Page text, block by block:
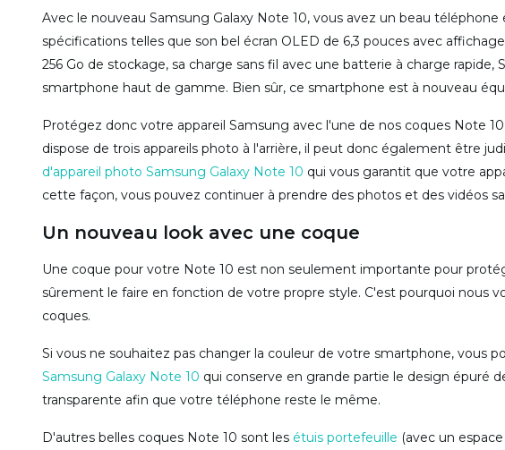
Avec le nouveau Samsung Galaxy Note 10, vous avez un beau
spécifications telles que son bel écran OLED de 6,3 pouces avec
256 Go de stockage, sa charge sans fil avec une batterie à charge rapide,
smartphone haut de gamme. Bien sûr, ce smartphone est à nouveau
Protégez donc votre appareil Samsung avec l'une de nos coques Note
dispose de trois appareils photo à l'arrière, il peut donc également être
d'appareil photo Samsung Galaxy Note 10 qui vous garantit que votre
cette façon, vous pouvez continuer à prendre des photos et des vidéos
Un nouveau look avec une coque
Une coque pour votre Note 10 est non seulement importante pour
sûrement le faire en fonction de votre propre style. C'est pourquoi nous
coques.
Si vous ne souhaitez pas changer la couleur de votre smartphone, vous
Samsung Galaxy Note 10 qui conserve en grande partie le design épuré
transparente afin que votre téléphone reste le même.
D'autres belles coques Note 10 sont les étuis portefeuille (avec un